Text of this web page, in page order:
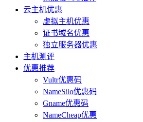
云主机优惠
虚拟主机优惠
证书域名优惠
独立服务器优惠
主机测评
优惠推荐
Vultr优惠码
NameSilo优惠码
Gname优惠码
NameCheap优惠